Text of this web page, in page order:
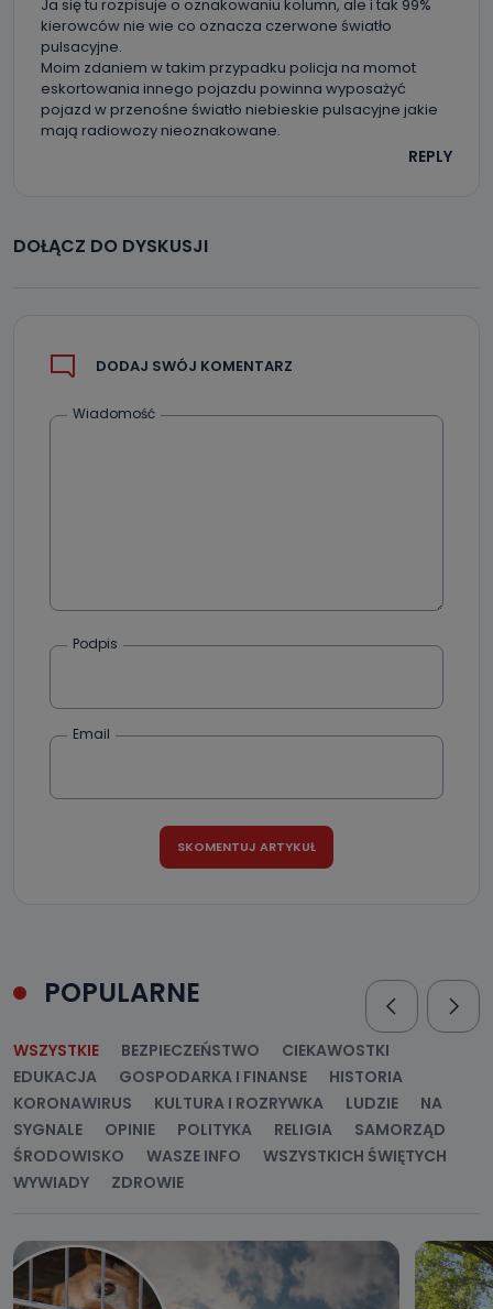
Ja się tu rozpisuje o oznakowaniu kolumn, ale i tak 99%
kierowców nie wie co oznacza czerwone światło
pulsacyjne.
Moim zdaniem w takim przypadku policja na momot
eskortowania innego pojazdu powinna wyposażyć
pojazd w przenośne światło niebieskie pulsacyjne jakie
mają radiowozy nieoznakowane.
REPLY
DOŁĄCZ DO DYSKUSJI
DODAJ SWÓJ KOMENTARZ
Wiadomość
Podpis
Email
POPULARNE
WSZYSTKIE BEZPIECZEŃSTWO
CIEKAWOSTKI
EDUKACJA
GOSPODARKA I FINANSE
HISTORIA
KORONAWIRUS
KULTURA I ROZRYWKA LUDZIE
NA
SYGNALE
OPINIE POLITYKA RELIGIA
SAMORZĄD
ŚRODOWISKO
WASZE INFO
WSZYSTKICH ŚWIĘTYCH
WYWIADY
ZDROWIE